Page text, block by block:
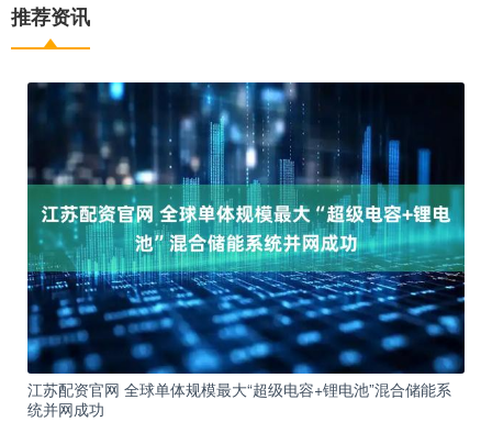
推荐资讯
江苏配资官网 全球单体规模最大“超级电容+锂电池”混合储能系
统并网成功